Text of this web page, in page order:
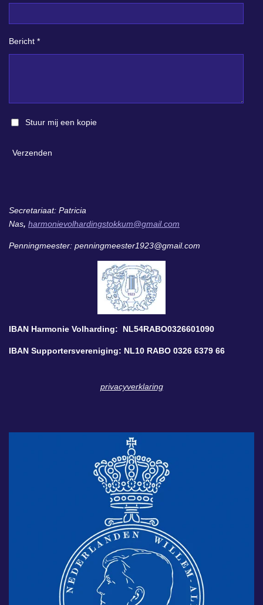
Bericht *
Stuur mij een kopie
Verzenden
Secretariaat: Patricia
Nas, harmonievolhardingstokkum@gmail.com
Penningmeester: penningmeester1923@gmail.com
IBAN Harmonie Volharding: NL54RABO0326601090
IBAN Supportersvereniging: NL10 RABO 0326 6379 66
privacyverklaring